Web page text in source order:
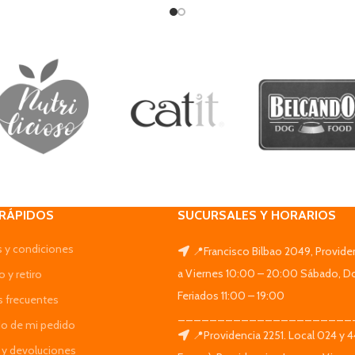
y condiciones
y retiro
frecuentes
de mi pedido
devoluciones
SUCURSALES Y HORARIOS
📍Francisco Bilbao 2049,
a Viernes 10:00 – 20:00 Sábado,
Feriados 11:00 – 19:00
📍Providencia 2251. Local 024 y